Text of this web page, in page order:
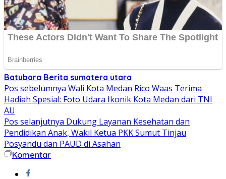
Batubara Berita sumatera utara
Navigasi
pos
Pos sebelumnya Wali Kota Medan Rico Waas Terima
Hadiah Spesial: Foto Udara Ikonik Kota Medan dari TNI
AU
Pos selanjutnya Dukung Layanan Kesehatan dan
Pendidikan Anak, Wakil Ketua PKK Sumut Tinjau
Posyandu dan PAUD di Asahan
Komentar